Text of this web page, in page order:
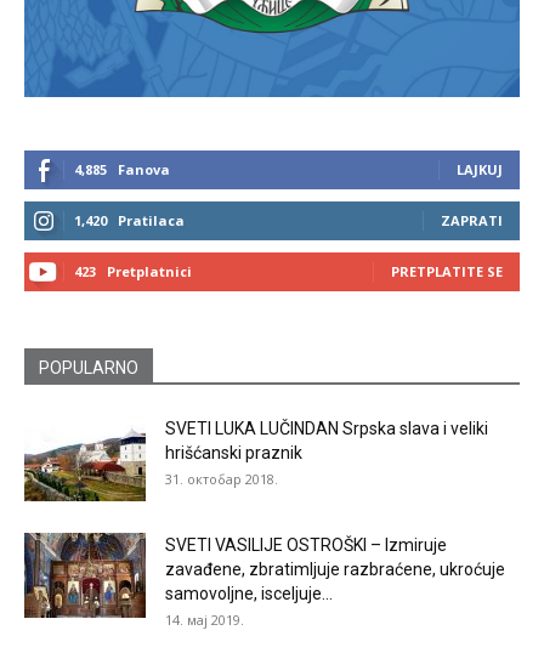
4,885 Fanova LAJKUJ
1,420 Pratilaca ZAPRATI
423 Pretplatnici PRETPLATITE SE
POPULARNO
SVETI LUKA LUČINDAN Srpska slava i veliki
hrišćanski praznik
31. октобар 2018.
SVETI VASILIJE OSTROŠKI – Izmiruje
zavađene, zbratimljuje razbraćene, ukroćuje
samovoljne, isceljuje...
14. мај 2019.